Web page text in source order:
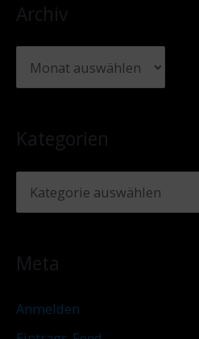
Archiv
Kategorien
Meta
Anmelden